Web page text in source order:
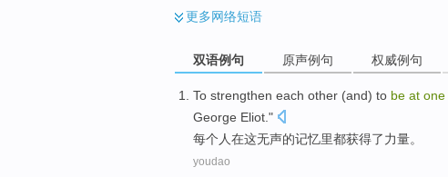
更多网络短语
双语例句 原声例句 权威例句
To strengthen each other (and) to be at one
George Eliot."
每个人在这无声的记忆里都获得了力量。
youdao